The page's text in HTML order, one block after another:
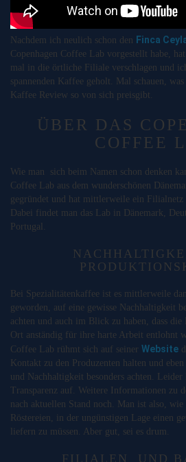
Nachdem ich neulich schon den Finca
Copenhagen Coffee Lab vorgestellt habe,
mal in die örtliche Filiale verschlagen und
spannenden Kaffee geholt. Mal schauen,
Kaffee Review so von sich preisgibt.
ÜBER DAS
COFFEE
Wie man sich beim Namen schon denken
Coffee Lab aus dem wunderschönen
gegründet und hat mittlerweile ein Filialnetz
Dabei findet man das Lab in Dänemark,
Portugal.
Bei Spezialitätenkaffee ist es mittlerweile
geworden, auf eine gewisse Nachhaltigkeit
achten und auch im Blick zu haben, dass
Ort anständig für ihre harte Arbeit entlohnt
Coffee Lab rühmt sich auf seiner Website
Kontakt zu den Produzenten halten und
und Nachhaltigkeit besonders achten. Leider
Transparenz auf. Weitere Informationen zu
nach aktuellen Stand noch. Man ist also, wie
Röstereien, in der ungünstigen Lage einen
liefern zu müssen. Aber gut, sei es drum.
FILIALEN UND